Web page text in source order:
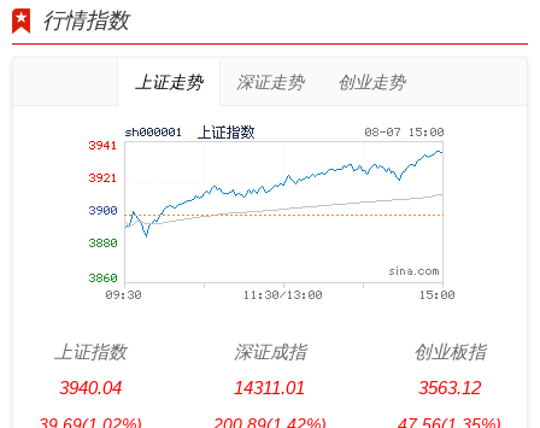
行情指数
上证走势 深证走势 创业走势
上证指数
3940.04
深证成指
14311.01
创业板指
3563.12